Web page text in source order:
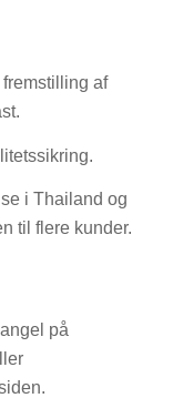
af
i Thailand og
til flere kunder.
på